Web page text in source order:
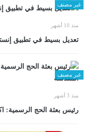
غير مصنف
منذ 10 أشهر
تعديل بسيط في تطبيق
غير مصنف
منذ 3 أشهر
رئيس بعثة الحج الرسمية: